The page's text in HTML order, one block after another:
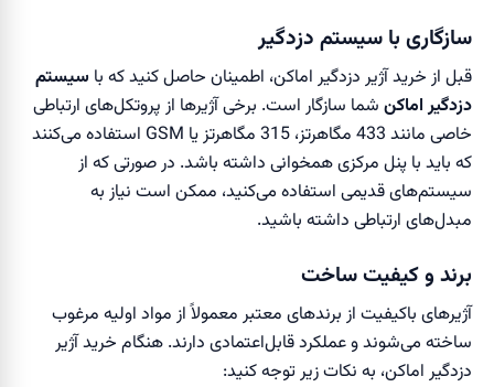
سازگاری با سیستم دزدگیر
قبل از خرید آژیر دزدگیر اماکن، اطمینان حاصل کنید که با سیستم
دزدگیر اماکن شما سازگار است. برخی آژیرها از پروتکل‌های ارتباطی
خاصی مانند 433 مگاهرتز، 315 مگاهرتز یا GSM استفاده می‌کنند
که باید با پنل مرکزی همخوانی داشته باشد. در صورتی که از
سیستم‌های قدیمی استفاده می‌کنید، ممکن است نیاز به
مبدل‌های ارتباطی داشته باشید.
برند و کیفیت ساخت
آژیرهای باکیفیت از برندهای معتبر معمولاً از مواد اولیه مرغوب
ساخته می‌شوند و عملکرد قابل‌اعتمادی دارند. هنگام خرید آژیر
دزدگیر اماکن، به نکات زیر توجه کنید: